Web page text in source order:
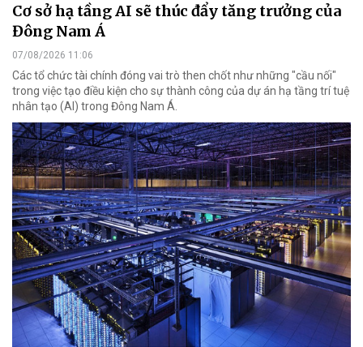
Cơ sở hạ tầng AI sẽ thúc đẩy tăng trưởng của
Đông Nam Á
07/08/2026 11:06
Các tổ chức tài chính đóng vai trò then chốt như những "cầu nối"
trong việc tạo điều kiện cho sự thành công của dự án hạ tầng trí tuệ
nhân tạo (AI) trong Đông Nam Á.